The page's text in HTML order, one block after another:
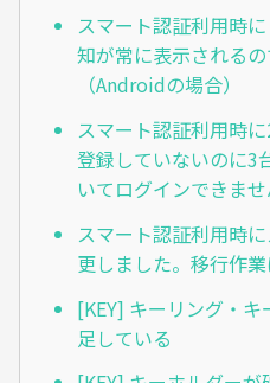
スマート認証利用時
知が常に表示されるの
（Androidの場合）
スマート認証利用時
登録していないのに3
いてログインできま
スマート認証利用時
更しました。移行作
[KEY] キーリング・
足している